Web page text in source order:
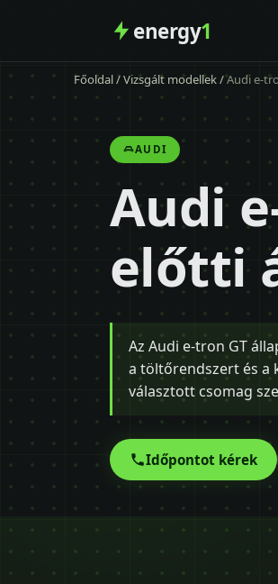
energy1
Főoldal/Vizsgált modellek/Audi e-
AUDI
Audi
előtti
Az Audi e-tron GT
a töltőrendszert és a
választott csomag
Időpontot kérek